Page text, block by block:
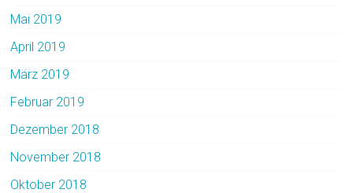
Mai 2019
April 2019
März 2019
Februar 2019
Dezember 2018
November 2018
Oktober 2018